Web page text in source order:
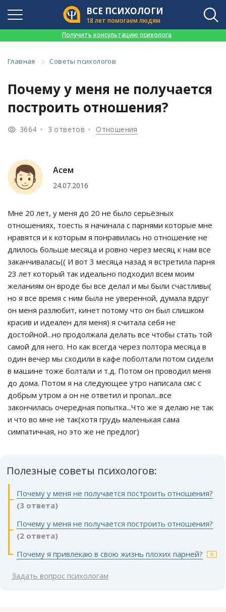
ВСЕ ПСИХОЛОГИ
18 лет помогаем людям
Получить консультацию психолога
Главная Советы психологов
Почему у меня не получается
построить отношения?
3664 3 ответов Отношения
Асем
24.07.2016
Мне 20 лет, у меня до 20 не было серьёзных
отношениях, тоесть я начинала с парнями которые мне
нравятся и к которым я понравилась но отношение не
длилось больше месяца и ровно через месяц к нам все
заканчивалась(( И вот 3 месяца назад я встретила парня
23 лет который так идеально подходил всем моим
желаниям он вроде бы все делал и мы были счастливы(
но я все время с ним была не уверенной, думала вдруг
он меня разлюбит, кинет потому что он был слишком
красив и идеален для меня) я считала себя не
достойной...но продолжала делать все чтобы стать той
самой для него. Но как всегда через полтора месяца в
один вечер мы сходили в кафе поболтали потом сидели
в машине тоже болтали и т.д. Потом он проводил меня
до дома. Потом я на следующее утро написала смс с
добрым утром а он не ответил и пропал...все
закончилась очередная попытка...Что же я делаю не так
и что во мне не так(хотя грудь маленькая сама
симпатичная, но это же не предлог)
Полезные советы психологов:
Почему у меня не получается построить отношения?
(3 ответа)
Почему у меня не получается построить отношения?
(2 ответа)
Почему я привлекаю в свою жизнь плохих парней?
Задать вопрос психологам